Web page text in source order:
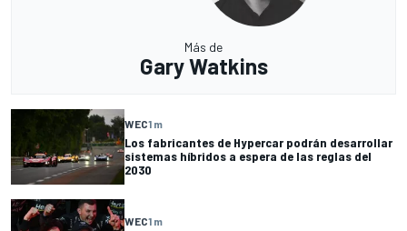
Más de
Gary Watkins
WEC1 m
Los fabricantes de Hypercar podrán desarrollar
sistemas híbridos a espera de las reglas del
2030
WEC1 m